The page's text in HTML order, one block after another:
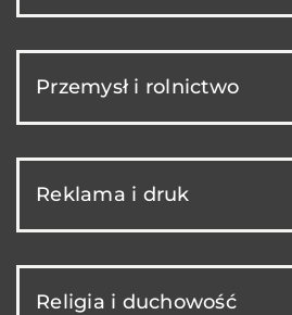
Przemysł i rolnictwo
Reklama i druk
Religia i duchowość